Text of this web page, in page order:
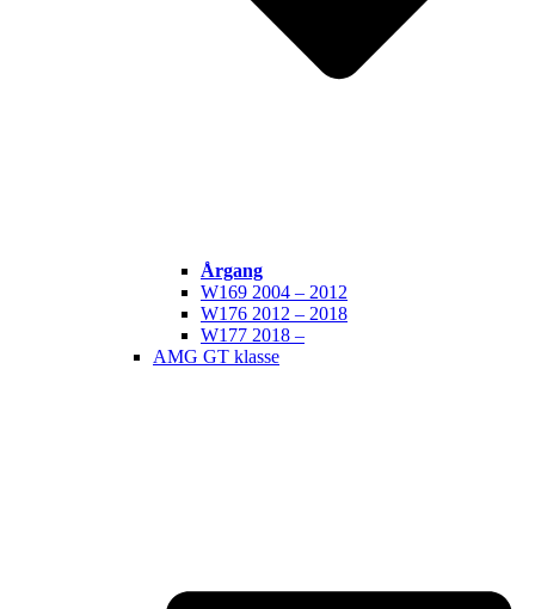
Årgang
W169 2004 – 2012
W176 2012 – 2018
W177 2018 –
AMG GT klasse